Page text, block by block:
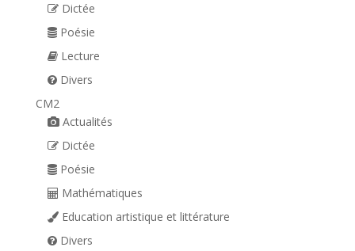
Dictée
Poésie
Lecture
Divers
CM2
Actualités
Dictée
Poésie
Mathématiques
Education artistique et littérature
Divers